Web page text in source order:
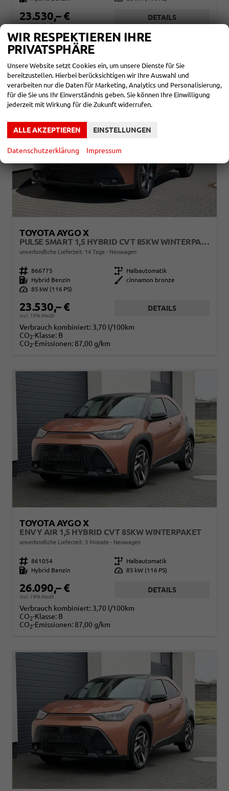
23.530,– €
incl. 19% MwSt.
DETAILS
Verbrauch kombiniert:3,70 l/100km
CO 2-Klasse:B
CO2-Emissionen:87,00 g/km
TOYOTA AYGO X
PULSE SMART 1,5 HYBRID CVT 85KW WINTERPAKET
unverbindliche Lieferzeit: 14 Tage Neuwagen
Fahrzeugnr. 866775 Getriebe
Halbautomatik
Kraftstoff
Hybrid Benzin Außenfarbe
cinnamon bronze
Leistung 85 kW (116 PS)
23.530,– €
incl. 19% MwSt.
DETAILS
Verbrauch kombiniert: 3,70 l/100km
CO2-Klasse: B
CO2-Emissionen: 87,00 g/km
TOYOTA AYGO X
ENVY AIR 1,5 HYBRID CVT 85KW WINTERPAKET
unverbindliche Lieferzeit: 3 Monate Neuwagen
Fahrzeugnr. 861054 Getriebe
Halbautomatik
Kraftstoff
Hybrid Benzin Leistung 85 kW (116 PS)
26.090,– €
incl. 19% MwSt.
DETAILS
Verbrauch kombiniert: 3,70 l/100km
CO2-Klasse: B
CO2-Emissionen: 87,00 g/km
WIR RESPEKTIEREN IHRE
PRIVATSPHÄRE
Unsere Website setzt Cookies ein, um unsere Dienste für Sie
bereitzustellen. Hierbei berücksichtigen wir Ihre Auswahl und
verarbeiten nur die Daten für Marketing, Analytics und Personalisierung,
für die Sie uns Ihr Einverständnis geben. Sie können Ihre Einwilligung
jederzeit mit Wirkung für die Zukunft widerrufen.
ALLE AKZEPTIEREN EINSTELLUNGEN
Datenschutzerklärung Impressum